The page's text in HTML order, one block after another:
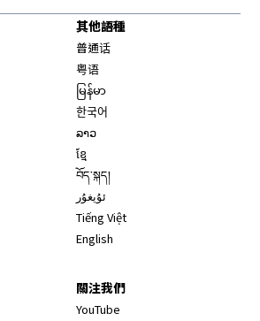
其他語種
普通话
粤语
မြန်မာ
한국어
ລາວ
ខ្មែ
བོད་སྐད།
ئۇيغۇر
Tiếng Việt
English
關注我們
YouTube